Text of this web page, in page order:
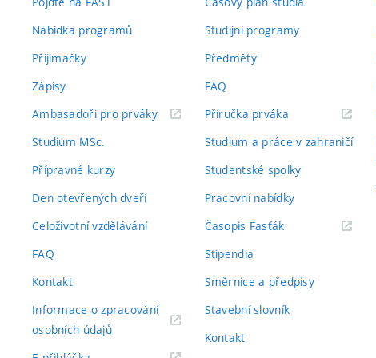
Nabídka programů
Přijímačky
Zápisy
Ambasadoři pro prváky(externí
Studium MSc.
Přípravné kurzy
Den otevřených dveří
Celoživotní vzdělávání
FAQ
Kontakt
Informace o zpracování
osobních údajů(externí
Studijní programy
Předměty
FAQ
Příručka prváka(externí
Studium a práce v zahraničí
Studentské spolky
Pracovní nabídky
Časopis Fasťák(externí
Stipendia
Směrnice a předpisy
Stavební slovník
Kontakt